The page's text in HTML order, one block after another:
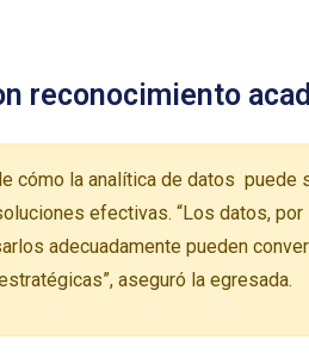
reconocimiento
cómo la analítica de datos puede
efectivas. “Los datos,
adecuadamente pueden
aseguró la egresada.